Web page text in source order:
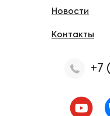
Новости
Контакты
+7